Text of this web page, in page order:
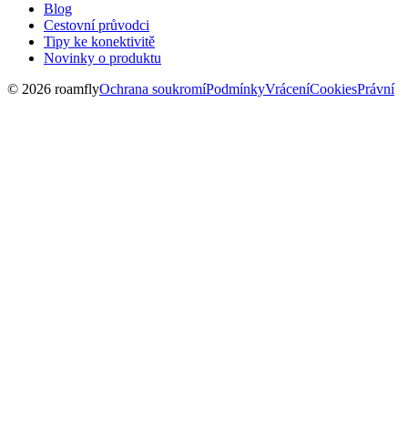
Blog
Cestovní průvodci
Tipy ke konektivitě
Novinky o produktu
© 2026 roamflyOchrana soukromíPodmínkyVráceníCookiesPrávní